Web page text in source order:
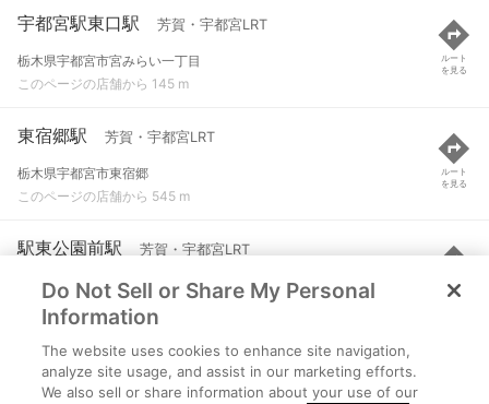
宇都宮駅東口駅 芳賀・宇都宮LRT
栃木県宇都宮市宮みらい一丁目
このページの店舗から 145 m
ルート
を見る
東宿郷駅 芳賀・宇都宮LRT
栃木県宇都宮市東宿郷
このページの店舗から 545 m
ルート
を見る
駅東公園前駅 芳賀・宇都宮LRT
栃木県宇都宮市東宿郷
このページの店舗から 916 m
ルート
を見る
峰駅 芳賀・宇都宮LRT
栃木県宇都宮市峰
Do Not Sell or Share My Personal
Information
The website uses cookies to enhance site navigation,
analyze site usage, and assist in our marketing efforts.
We also sell or share information about your use of our